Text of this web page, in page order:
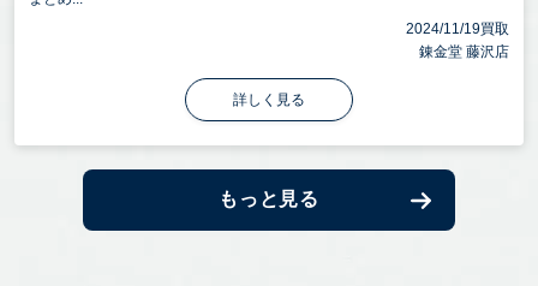
2024/11/19買取
錬金堂 藤沢店
詳しく見る
もっと見る